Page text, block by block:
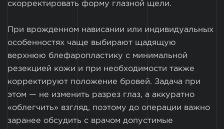
скорректировать форму глазной щели.
При врожденном нависании или индивидуальных
особенностях чаще выбирают щадящую
верхнюю блефаропластику с минимальной
резекцией кожи и при необходимости также
корректируют положение бровей. Задача при
этом — не изменить разрез глаз, а аккуратно
«облегчить» взгляд, поэтому до операции важно
заранее обсудить с врачом допустимые